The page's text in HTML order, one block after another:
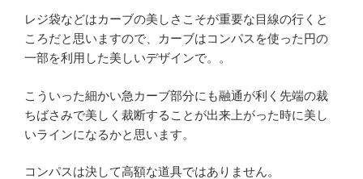
レジ袋などはカーブの美しさこそが重要な目線の行くと
ころだと思いますので、カーブはコンパスを使った円の
一部を利用した美しいデザインで。。
こういった細かい急カーブ部分にも融通が利く先端の裁
ちばさみで美しく裁断することが出来上がった時に美し
いラインになるかと思います。
コンパスは決して高額な道具ではありません。